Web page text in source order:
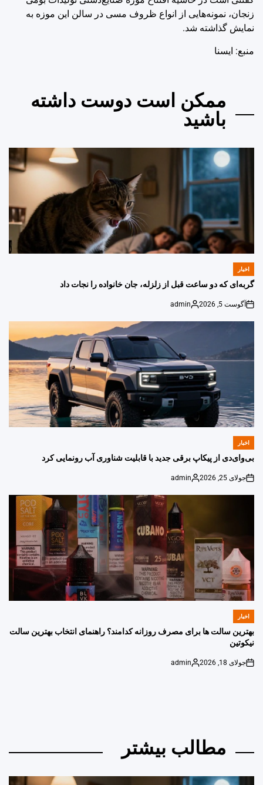
زنجان، نمونه‌هایی از انواع ظروف مسی در سالن این موزه به
نمایش گذاشته شد.
منبع: ايسنا
ممکن است دوست داشته
باشید
POSTED
IN
اخبار
گربه‌ای که دو ساعت قبل از زلزله، جان خانواده را نجات داد
on
آگوست 5, 2026
Posted
admin
POSTED
اخبار
بی‌وای‌دی از پیکاپ برقی جدید با قابلیت شناوری آب رونمایی کرد
on
جولای 25, 2026
Posted
admin
POSTED
اخبار
بهترین سالت ها برای مصرف روزانه کدامند؟ راهنمای انتخاب بهترین سالت
نیکوتین
on
جولای 18, 2026
Posted
admin
مطالب بیشتر